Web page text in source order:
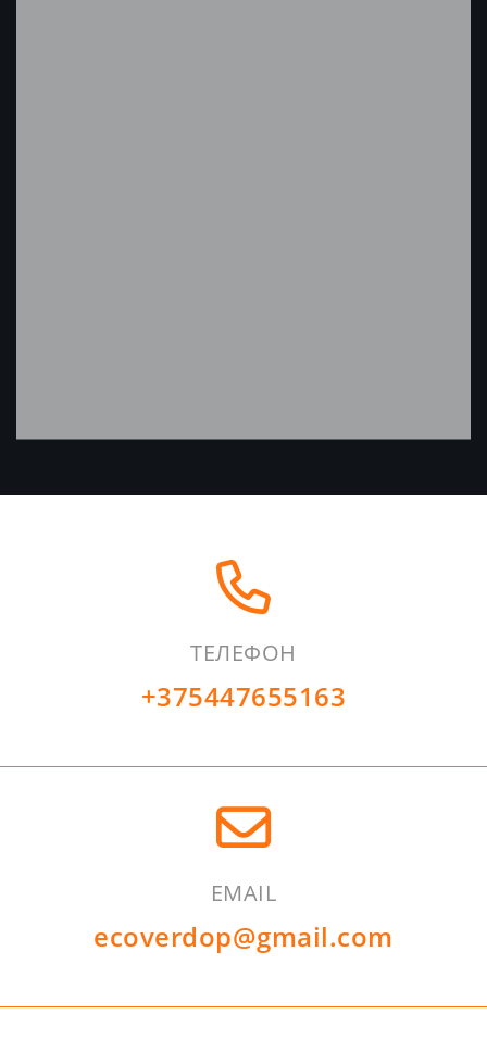
TЕЛЕФОН
+375447655163
EMAIL
ecoverdop@gmail.com